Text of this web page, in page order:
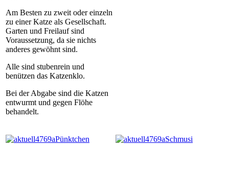
Am Besten zu zweit oder einzeln
zu einer Katze als Gesellschaft.
Garten und Freilauf sind
Voraussetzung, da sie nichts
anderes gewöhnt sind.
Alle sind stubenrein und
benützen das Katzenklo.
Bei der Abgabe sind die Katzen
entwurmt und gegen Flöhe
behandelt.